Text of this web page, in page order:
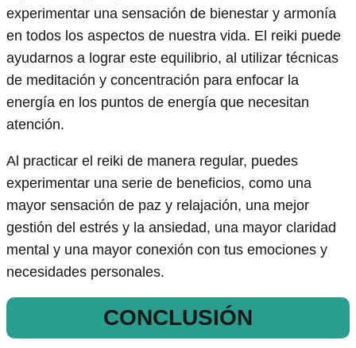
experimentar una sensación de bienestar y armonía
en todos los aspectos de nuestra vida. El reiki puede
ayudarnos a lograr este equilibrio, al utilizar técnicas
de meditación y concentración para enfocar la
energía en los puntos de energía que necesitan
atención.
Al practicar el reiki de manera regular, puedes
experimentar una serie de beneficios, como una
mayor sensación de paz y relajación, una mejor
gestión del estrés y la ansiedad, una mayor claridad
mental y una mayor conexión con tus emociones y
necesidades personales.
CONCLUSIÓN